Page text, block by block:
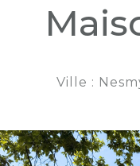
Ville :